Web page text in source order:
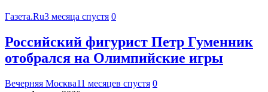
Газета.Ru3 месяца спустя 0
Российский фигурист Петр Гуменник
отобрался на Олимпийские игры
Вечерняя Москва11 месяцев спустя 0